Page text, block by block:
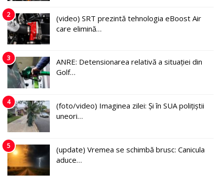
2
(video) SRT prezintă tehnologia eBoost Air
care elimină…
3
ANRE: Detensionarea relativă a situației din
Golf…
4
(foto/video) Imaginea zilei: Și în SUA polițiștii
uneori…
5
(update) Vremea se schimbă brusc: Canicula
aduce…